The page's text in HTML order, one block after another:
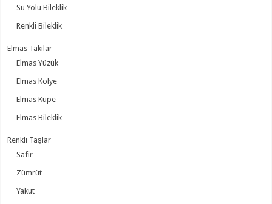
Su Yolu Bileklik
Renkli Bileklik
Elmas Takılar
Elmas Yüzük
Elmas Kolye
Elmas Küpe
Elmas Bileklik
Renkli Taşlar
Safir
Zümrüt
Yakut